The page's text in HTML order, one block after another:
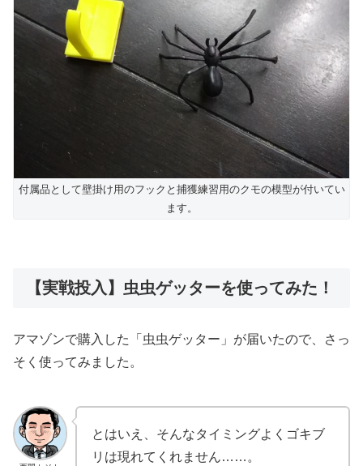
付属品として壁掛け用のフックと捕獲練習用のクモの模型が付いてい
ます。
【実戦投入】虫虫ゲッターを使ってみた！
アマゾンで購入した「虫虫ゲッター」が届いたので、さっ
そく使ってみました。
とはいえ、そんなタイミングよくゴキブ
リは現れてくれません……。